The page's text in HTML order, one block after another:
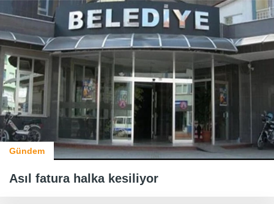
Gündem
Asıl fatura halka kesiliyor